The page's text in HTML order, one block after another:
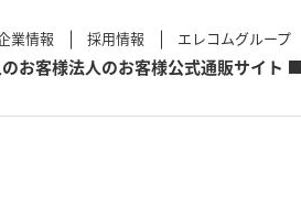
業情報 採用情報 エレコムグループ
お客様法人のお客様公式通販サイト